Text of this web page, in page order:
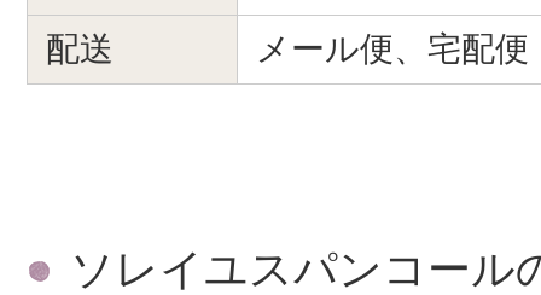
配送
メール便、宅配便
ソレイユスパンコール